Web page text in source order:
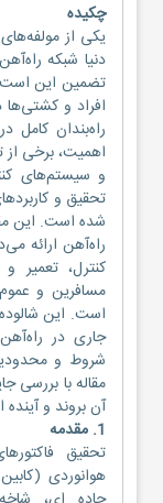
چکیده
یکی از
دنیا شبکه
تضمین این
افراد و کشتی‌ها
راه‌بندان کامل
اهمیت، برخی از
و سیستم‌های
تحقیق و
شده است. این
راه‌آهن ارائه
کنترل، تعمیر
مسافرین و
است. این شالوده
جاری در
شروط و
مقاله با بررسی
آن بروند و
1. مقدمه
تحقیق
هوانوردی